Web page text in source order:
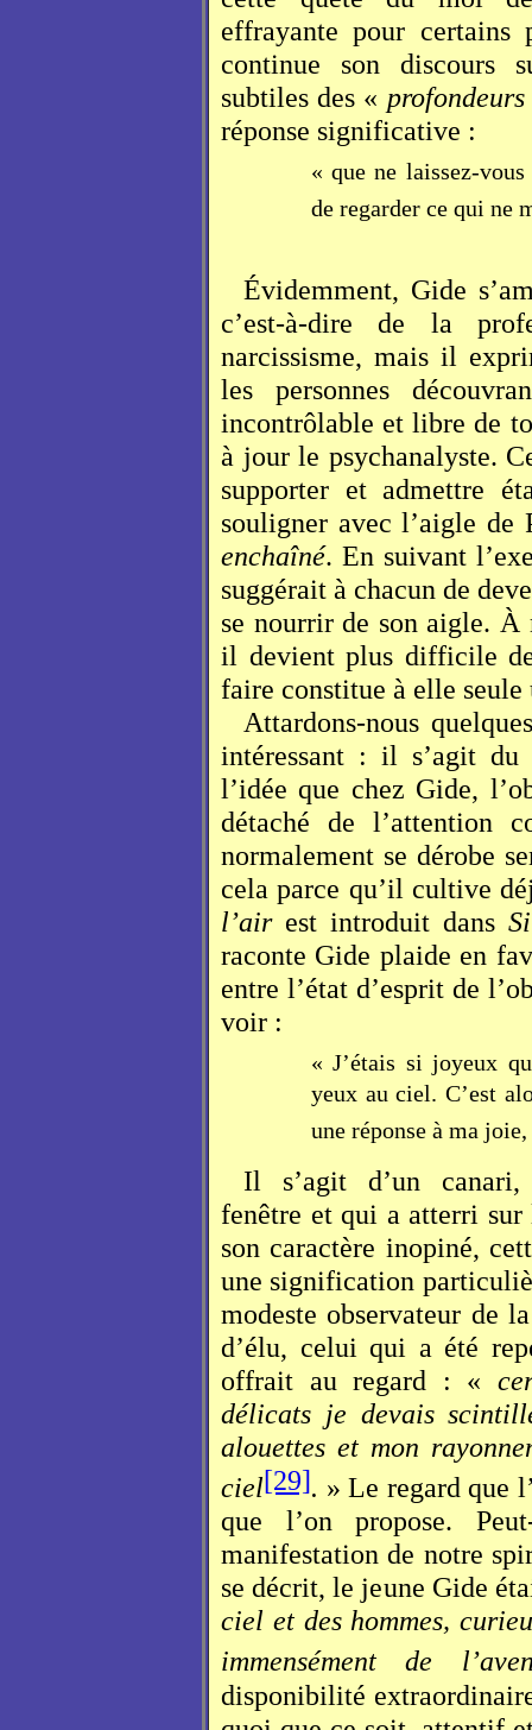
effrayante pour certains
continue son discours
subtiles des «
réponse significative :
« que ne laissez-
de regarder ce qui ne
Évidemment, Gide
c’est-à-dire de la
narcissisme, mais il
les personnes
incontrôlable et libre de
à jour le psychanalyste.
supporter et admettre
souligner avec l’aigle de
enchaîné. En suivant
suggérait à chacun de
se nourrir de son aigle. À
il devient plus difficile
faire constitue à elle seule
Attardons-nous
intéressant : il s’agit
l’idée que chez Gide,
détaché de l’attention
normalement se dérobe
cela parce qu’il cultive
l’airest introduit dans
raconte Gide plaide en
entre l’état d’esprit de
voir :
« J’étais si joyeux
yeux au ciel. C’est
une réponse à ma
Il s’agit d’un canari,
fenêtre et qui a atterri
son caractère inopiné,
une signification
modeste observateur de
d’élu, celui qui a été
offrait au regard : «
délicats je devais
alouettes et mon
ciel[29]. » Le regard que
que l’on propose.
manifestation de notre
se décrit, le jeune Gide
ciel et des hommes,
immensément de
disponibilité